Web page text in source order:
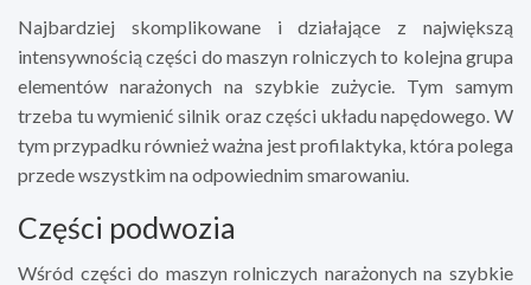
Najbardziej skomplikowane i działające z największą
intensywnością części do maszyn rolniczych to kolejna grupa
elementów narażonych na szybkie zużycie. Tym samym
trzeba tu wymienić silnik oraz części układu napędowego. W
tym przypadku również ważna jest profilaktyka, która polega
przede wszystkim na odpowiednim smarowaniu.
Części podwozia
Wśród części do maszyn rolniczych narażonych na szybkie